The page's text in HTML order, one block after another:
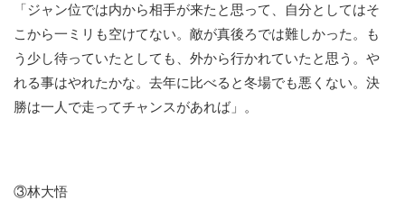
「ジャン位では内から相手が来たと思って、自分としてはそ
こから一ミリも空けてない。敵が真後ろでは難しかった。も
う少し待っていたとしても、外から行かれていたと思う。や
れる事はやれたかな。去年に比べると冬場でも悪くない。決
勝は一人で走ってチャンスがあれば」。
③林大悟